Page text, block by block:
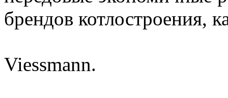
брендов котлостроения,
Viessmann.